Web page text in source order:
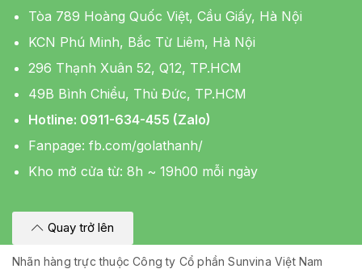
Tòa 789 Hoàng Quốc Việt, Cầu Giấy, Hà Nội
KCN Phú Minh, Bắc Từ Liêm, Hà Nội
296 Thạnh Xuân 52, Q12, TP.HCM
49B Bình Chiểu, Thủ Đức, TP.HCM
Hotline: 0911-634-455 (Zalo)
Fanpage: fb.com/golathanh/
Kho mở cửa từ: 8h ~ 19h00 mỗi ngày
Quay trở lên
Nhãn hàng trực thuộc Công ty Cổ phần Sunvina Việt Nam